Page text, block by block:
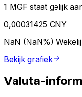
1 MGF staat gelijk
0,00031425 CNY
NaN (NaN%)
Bekijk grafiek
Valuta-